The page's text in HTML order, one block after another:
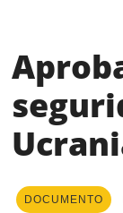
DOCUMENTO